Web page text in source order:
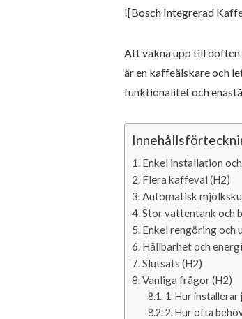
![Bosch Integrerad
Att vakna upp till doften
är en kaffeälskare och
funktionalitet och
Enkel installation
Flera kaffeval (H2)
Automatisk
Stor vattentank och
Enkel rengöring och
Hållbarhet och
Slutsats (H2)
Vanliga frågor (H2)
1. Hur installerar
2. Hur ofta